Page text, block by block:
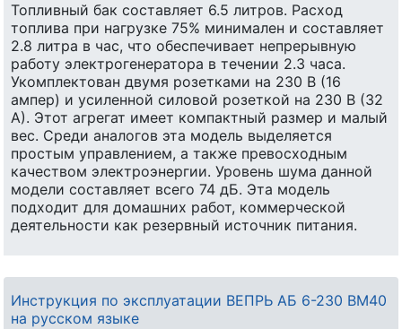
Топливный бак составляет 6.5 литров. Расход
топлива при нагрузке 75% минимален и составляет
2.8 литра в час, что обеспечивает непрерывную
работу электрогенератора в течении 2.3 часа.
Укомплектован двумя розетками на 230 В (16
ампер) и усиленной силовой розеткой на 230 В (32
А). Этот агрегат имеет компактный размер и малый
вес. Среди аналогов эта модель выделяется
простым управлением, а также превосходным
качеством электроэнергии. Уровень шума данной
модели составляет всего 74 дБ. Эта модель
подходит для домашних работ, коммерческой
деятельности как резервный источник питания.
Инструкция по эксплуатации ВЕПРЬ АБ 6-230 ВМ40
на русском языке